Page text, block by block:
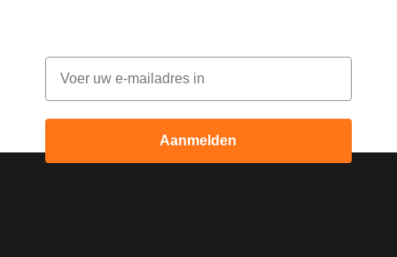
Email
Aanmelden